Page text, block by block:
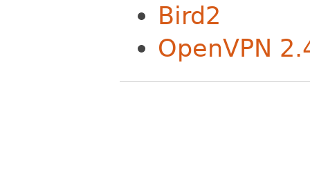
Bird2
OpenVPN